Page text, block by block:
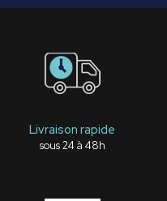
Livraison rapide
sous 24 à 48h